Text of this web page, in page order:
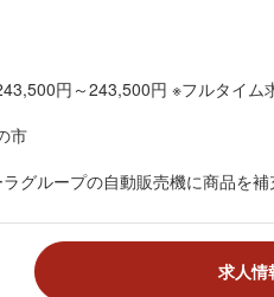
円～243,500円 ※フルタイ
市
グループの自動販売機に商品を
求人情